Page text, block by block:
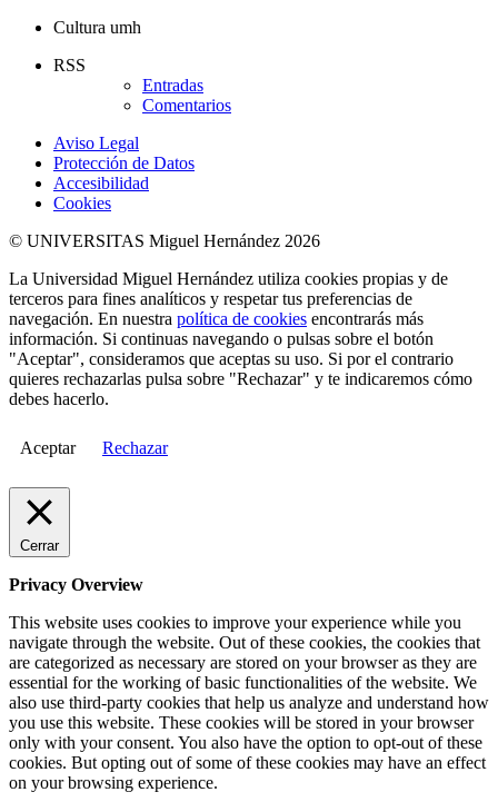
Cultura umh
RSS
Entradas
Comentarios
Aviso Legal
Protección de Datos
Accesibilidad
Cookies
© UNIVERSITAS Miguel Hernández 2026
La Universidad Miguel Hernández utiliza cookies propias y de
terceros para fines analíticos y respetar tus preferencias de
navegación. En nuestra política de cookies encontrarás más
información. Si continuas navegando o pulsas sobre el botón
"Aceptar", consideramos que aceptas su uso. Si por el contrario
quieres rechazarlas pulsa sobre "Rechazar" y te indicaremos cómo
debes hacerlo.
Aceptar Rechazar
Cerrar
Privacy Overview
This website uses cookies to improve your experience while you
navigate through the website. Out of these cookies, the cookies that
are categorized as necessary are stored on your browser as they are
essential for the working of basic functionalities of the website. We
also use third-party cookies that help us analyze and understand how
you use this website. These cookies will be stored in your browser
only with your consent. You also have the option to opt-out of these
cookies. But opting out of some of these cookies may have an effect
on your browsing experience.